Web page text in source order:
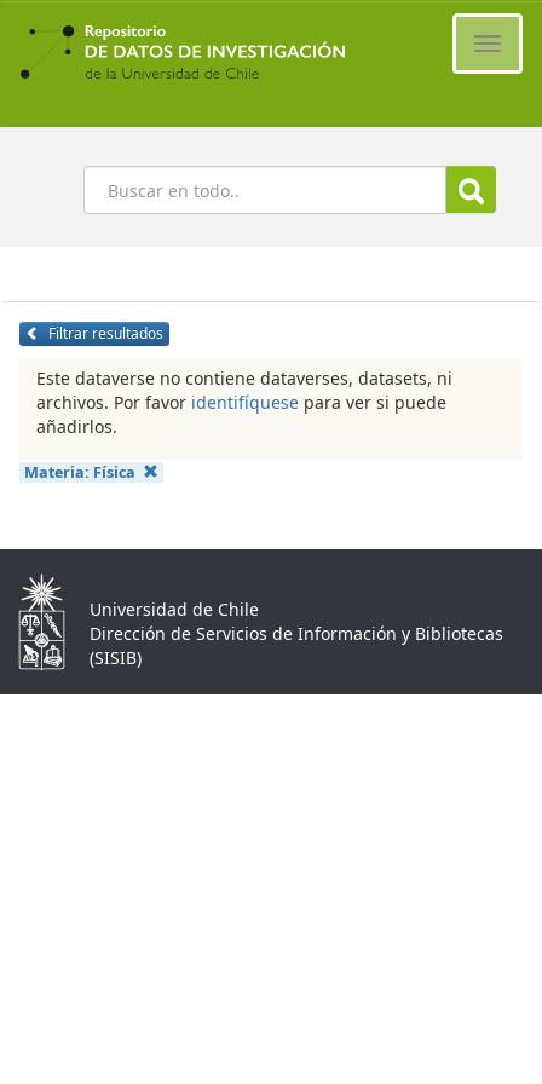
Ir
contenido
principal
Buscar
Filtrar resultados
Este dataverse no contiene dataverses, datasets, ni
archivos. Por favor identifíquese para ver si puede
añadirlos.
Materia: Física
Universidad de Chile
Dirección de Servicios de Información y Bibliotecas
(SISIB)